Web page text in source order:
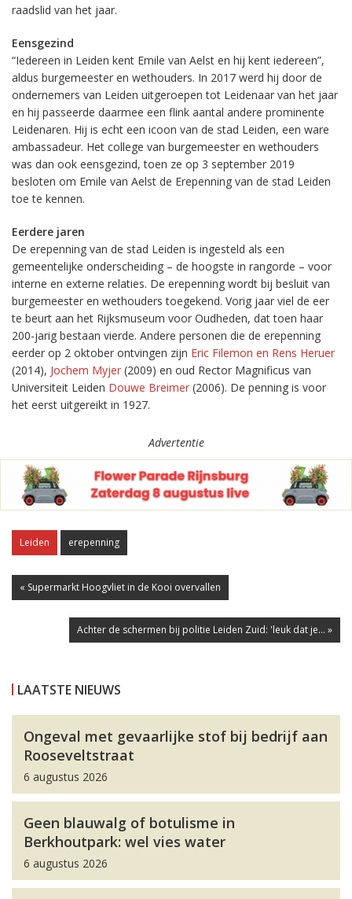
raadslid van het jaar.
Eensgezind
“Iedereen in Leiden kent Emile van Aelst en hij kent iedereen”,
aldus burgemeester en wethouders. In 2017 werd hij door de
ondernemers van Leiden uitgeroepen tot Leidenaar van het jaar
en hij passeerde daarmee een flink aantal andere prominente
Leidenaren. Hij is echt een icoon van de stad Leiden, een ware
ambassadeur. Het college van burgemeester en wethouders
was dan ook eensgezind, toen ze op 3 september 2019
besloten om Emile van Aelst de Erepenning van de stad Leiden
toe te kennen.
Eerdere jaren
De erepenning van de stad Leiden is ingesteld als een
gemeentelijke onderscheiding – de hoogste in rangorde – voor
interne en externe relaties. De erepenning wordt bij besluit van
burgemeester en wethouders toegekend. Vorig jaar viel de eer
te beurt aan het Rijksmuseum voor Oudheden, dat toen haar
200-jarig bestaan vierde. Andere personen die de erepenning
eerder op 2 oktober ontvingen zijn Eric Filemon en Rens Heruer
(2014), Jochem Myjer (2009) en oud Rector Magnificus van
Universiteit Leiden Douwe Breimer (2006). De penning is voor
het eerst uitgereikt in 1927.
Advertentie
Leiden erepenning
« Supermarkt Hoogvliet in de Kooi overvallen
Achter de schermen bij politie Leiden Zuid: 'leuk dat je... »
LAATSTE NIEUWS
Ongeval met gevaarlijke stof bij bedrijf aan
Rooseveltstraat
6 augustus 2026
Geen blauwalg of botulisme in
Berkhoutpark: wel vies water
6 augustus 2026